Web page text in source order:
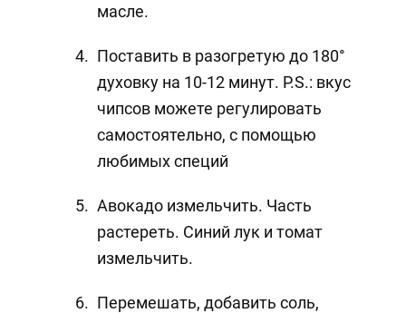
масле.
Поставить в разогретую до 180°
духовку на 10-12 минут. P.S.: вкус
чипсов можете регулировать
самостоятельно, с помощью
любимых специй
Авокадо измельчить. Часть
растереть. Синий лук и томат
измельчить.
Перемешать, добавить соль,